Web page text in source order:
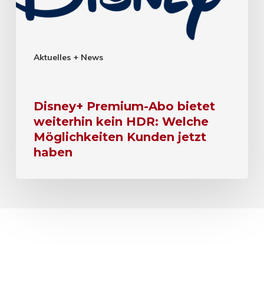
Aktuelles + News
Disney+ Premium-Abo bietet
weiterhin kein HDR: Welche
Möglichkeiten Kunden jetzt
haben